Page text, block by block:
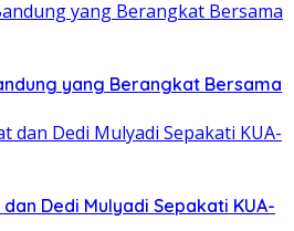
yang Berangkat Bersama
Dedi Mulyadi Sepakati KUA-